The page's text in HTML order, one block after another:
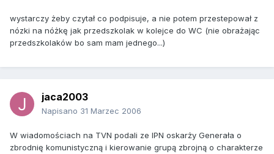
wystarczy żeby czytał co podpisuje, a nie potem przestepował z
nózki na nóżkę jak przedszkolak w kolejce do WC (nie obrażając
przedszkolaków bo sam mam jednego...)
jaca2003
Napisano 31 Marzec 2006
W wiadomościach na TVN podali ze IPN oskarży Generała o
zbrodnię komunistyczną i kierowanie grupą zbrojną o charakterze